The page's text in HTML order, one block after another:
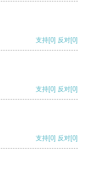
支持[0] 反对[0]
支持[0] 反对[0]
支持[0] 反对[0]